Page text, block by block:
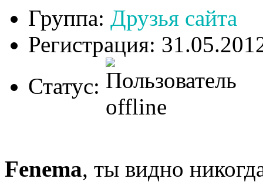
Группа: Друзья сайта
Регистрация:
Статус:
Fenema, ты видно